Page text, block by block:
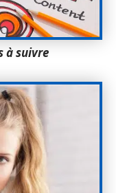
à suivre